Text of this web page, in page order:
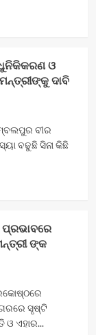
ଓ
ଦାବି
ବୀର
ବଢୁଛି ସିନା କିଛି
ଙ୍କ
ସୃଷ୍ଟି
ଏହାର...